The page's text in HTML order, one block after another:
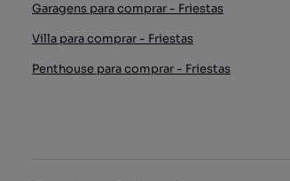
Garagens para comprar - Friestas
Villa para comprar - Friestas
Penthouse para comprar - Friestas